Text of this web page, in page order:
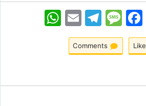
WhatsApp EmailTelegramMessageFacebook
Like
Comments